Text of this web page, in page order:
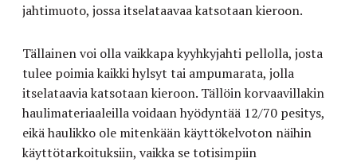
jahtimuoto, jossa itselataavaa katsotaan kieroon.
Tällainen voi olla vaikkapa kyyhkyjahti pellolla, josta
tulee poimia kaikki hylsyt tai ampumarata, jolla
itselataavia katsotaan kieroon. Tällöin korvaavillakin
haulimateriaaleilla voidaan hyödyntää 12/70 pesitys,
eikä haulikko ole mitenkään käyttökelvoton näihin
käyttötarkoituksiin, vaikka se totisimpiin